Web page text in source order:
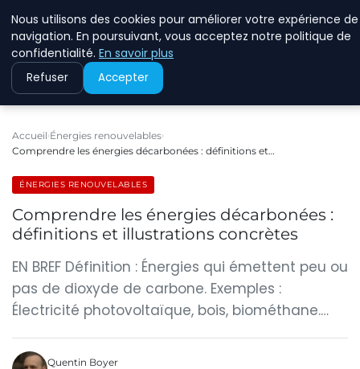
Accueil Énergies renouvelables
Comprendre les énergies décarbonées : définitions et…
ÉNERGIES RENOUVELABLES
Comprendre les énergies décarbonées :
définitions et illustrations concrètes
EN BREF Définition : Énergies qui émettent peu ou
pas de dioxyde de carbone. Exemples :
Électricité photovoltaïque, bois, biométhane.…
Quentin Boyer
Nous utilisons des cookies pour améliorer votre expérience de
navigation. En poursuivant, vous acceptez notre politique de
confidentialité. En savoir plus
Refuser Accepter